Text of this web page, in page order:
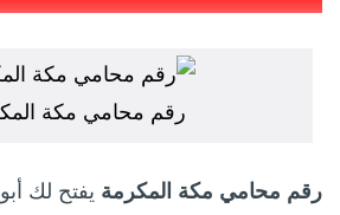
رقم محامي مكة
رقم محامي مكة المكرمة يفتح لك